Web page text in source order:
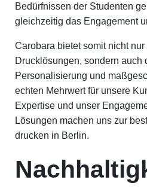
Bedürfnissen der Studenten
gleichzeitig das Engagement
Carobara bietet somit nicht
Drucklösungen, sondern auch
Personalisierung und
echten Mehrwert für unsere
Expertise und unser
Lösungen machen uns zur
drucken in Berlin.